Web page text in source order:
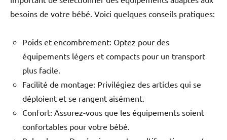
besoins de votre bébé. Voici quelques conseils pratiques:
Poids et encombrement: Optez pour des
équipements légers et compacts pour un transport
plus facile.
Facilité de montage: Privilégiez des articles qui se
déploient et se rangent aisément.
Confort: Assurez-vous que les équipements soient
confortables pour votre bébé.